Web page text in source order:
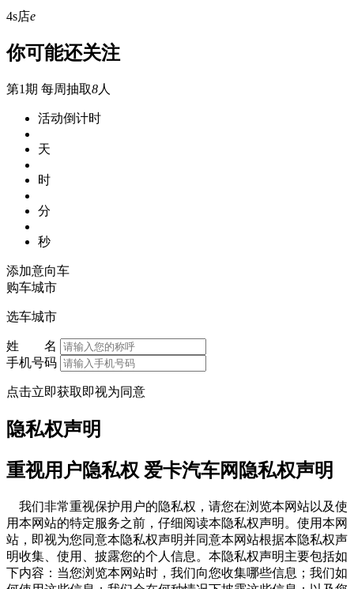
4s店e
你可能还关注
第1期 每周抽取8人
活动倒计时
天
时
分
秒
添加意向车
购车城市
选车城市
姓 名
手机号码
点击立即获取即视为同意
隐私权声明
重视用户隐私权 爱卡汽车网隐私权声明
我们非常重视保护用户的隐私权，请您在浏览本网站以及使
用本网站的特定服务之前，仔细阅读本隐私权声明。使用本网
站，即视为您同意本隐私权声明并同意本网站根据本隐私权声
明收集、使用、披露您的个人信息。本隐私权声明主要包括如
下内容：当您浏览本网站时，我们向您收集哪些信息；我们如